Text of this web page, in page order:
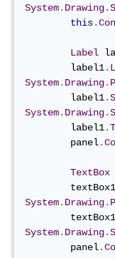
System.Drawing.
this.
Label
        label1
.
System.Drawing.
        label1
.
System.Drawing.
        label1
.
        panel
.
TextBox
System.Drawing.
System.Drawing.
        panel
.